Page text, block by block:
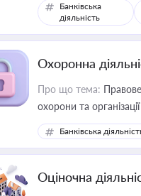
Банківська
діяльність
Охоронна
Про що тема:
охорони та
Банківська
Оціночна